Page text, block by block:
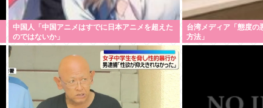
中国人「中国アニメはすでに日本アニメを超えた
のではないか」
台湾メディア「態度の
方法」